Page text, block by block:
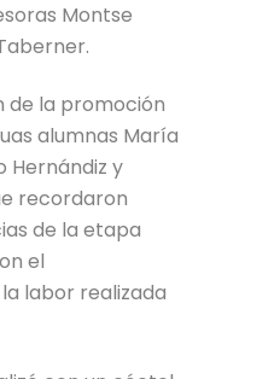
Montse
de la promoción
alumnas María
Hernándiz y
recordaron
de la etapa
el
labor realizada